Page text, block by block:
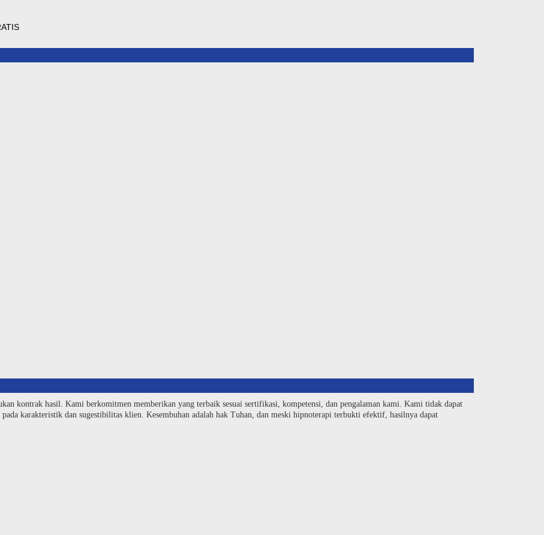
kontrak hasil. Kami berkomitmen memberikan yang terbaik sesuai sertifikasi, kompetensi, dan pengalaman kami. Kami tidak dapat
karakteristik dan sugestibilitas klien. Kesembuhan adalah hak Tuhan, dan meski hipnoterapi terbukti efektif, hasilnya dapat